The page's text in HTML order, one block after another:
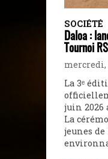
SOCIÉTÉ
Daloa :
Tournoi
mercredi,
La 3ᵉ
juin 2026
La
jeunes